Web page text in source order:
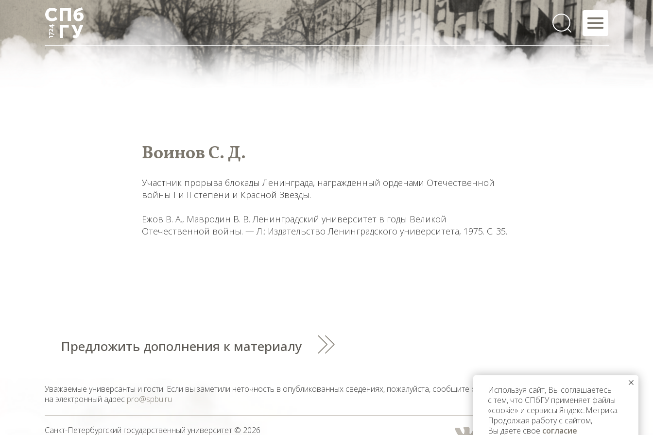
Воинов С. Д.
Участник прорыва блокады Ленинграда, награжденный орденами Отечественной
войны I и II степени и Красной Звезды.
Ежов В. А., Мавродин В. В. Ленинградский университет в годы Великой
Отечественной войны. — Л.: Издательство Ленинградского университета, 1975. С. 35.
Предложить дополнения к материалу
Уважаемые универсанты и гости! Если вы заметили неточность в опубликованных сведениях, пожалуйста, сообщите об этом
на электронный адрес pro@spbu.ru
Санкт-Петербургский государственный университет © 2026
Используя сайт, Вы соглашаетесь
с тем, что СПбГУ применяет файлы
«cookie» и сервисы Яндекс.Метрика.
Продолжая работу с сайтом,
Вы даете свое согласие